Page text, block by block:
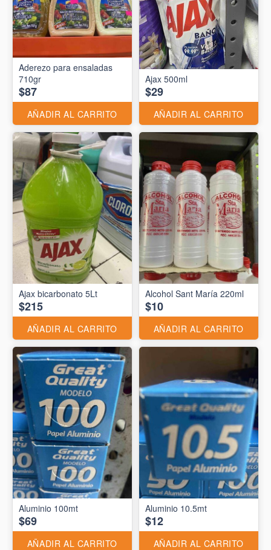
Aderezo para ensaladas
710gr
$87
AÑADIR AL CARRITO
Ajax 500ml
$29
AÑADIR AL CARRITO
Ajax bicarbonato 5Lt
$215
AÑADIR AL CARRITO
Alcohol Sant María 220ml
$10
AÑADIR AL CARRITO
$69
AÑADIR AL CARRITO
Aluminio 10.5mt
$12
AÑADIR AL CARRITO